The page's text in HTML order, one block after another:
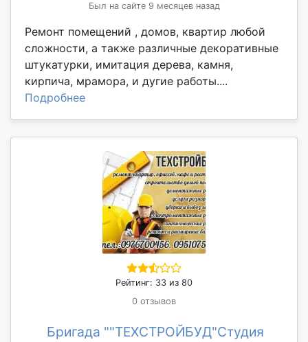
Был на сайте 9 месяцев назад
Ремонт помещений , домов, квартир любой
сложности, а также различные декоративные
штукатурки, имитация дерева, камня,
кирпича, мрамора, и дугие работы....
Подробнее
Рейтинг: 33 из 80
0 отзывов
Бригада ""ТЕХСТРОЙБУД"Студия